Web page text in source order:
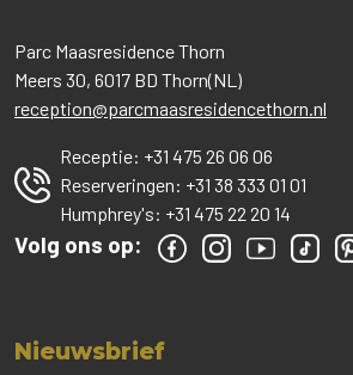
Parc Maasresidence Thorn
Meers 30, 6017 BD Thorn(NL)
reception@parcmaasresidencethorn.nl
Receptie: +31 475 26 06 06
Reserveringen: +31 38 333 01 01
Humphrey's: +31 475 22 20 14
Volg ons op:
Nieuwsbrief